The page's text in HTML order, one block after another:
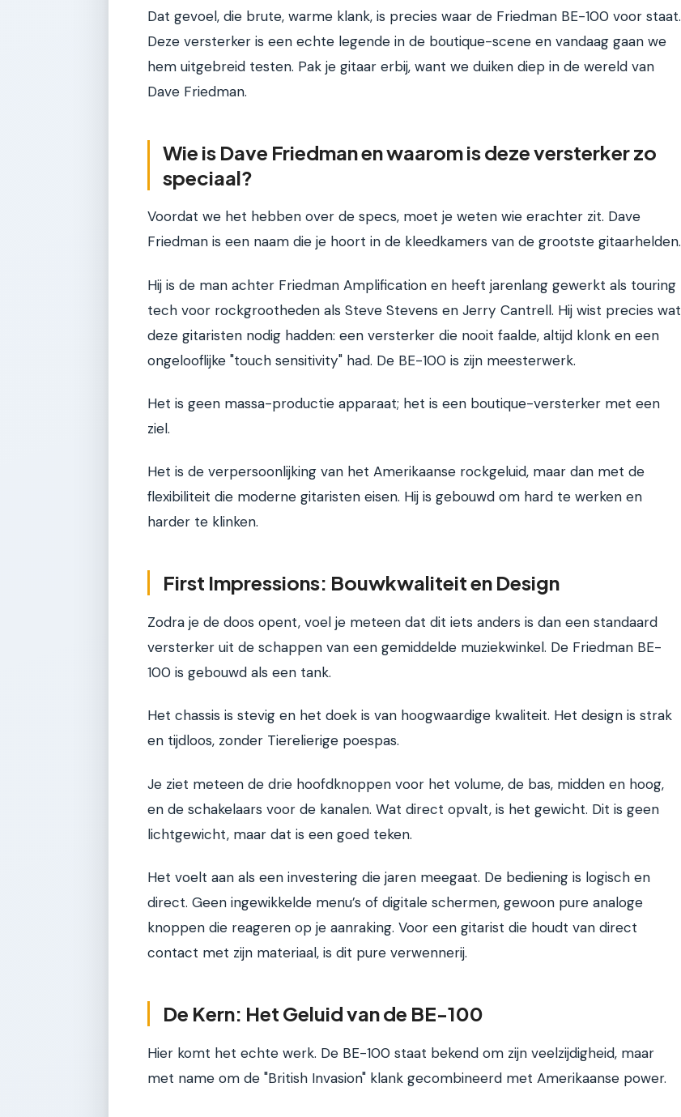
Dat gevoel, die brute, warme klank, is precies waar de Friedman BE-100 voor staat.
Deze versterker is een echte legende in de boutique-scene en vandaag gaan we
hem uitgebreid testen. Pak je gitaar erbij, want we duiken diep in de wereld van
Dave Friedman.
Wie is Dave Friedman en waarom is deze versterker zo
speciaal?
Voordat we het hebben over de specs, moet je weten wie erachter zit. Dave
Friedman is een naam die je hoort in de kleedkamers van de grootste gitaarhelden.
Hij is de man achter Friedman Amplification en heeft jarenlang gewerkt als touring
tech voor rockgrootheden als Steve Stevens en Jerry Cantrell. Hij wist precies wat
deze gitaristen nodig hadden: een versterker die nooit faalde, altijd klonk en een
ongelooflijke "touch sensitivity" had. De BE-100 is zijn meesterwerk.
Het is geen massa-productie apparaat; het is een boutique-versterker met een
ziel.
Het is de verpersoonlijking van het Amerikaanse rockgeluid, maar dan met de
flexibiliteit die moderne gitaristen eisen. Hij is gebouwd om hard te werken en
harder te klinken.
First Impressions: Bouwkwaliteit en Design
Zodra je de doos opent, voel je meteen dat dit iets anders is dan een standaard
versterker uit de schappen van een gemiddelde muziekwinkel. De Friedman BE-
100 is gebouwd als een tank.
Het chassis is stevig en het doek is van hoogwaardige kwaliteit. Het design is strak
en tijdloos, zonder Tierelierige poespas.
Je ziet meteen de drie hoofdknoppen voor het volume, de bas, midden en hoog,
en de schakelaars voor de kanalen. Wat direct opvalt, is het gewicht. Dit is geen
lichtgewicht, maar dat is een goed teken.
Het voelt aan als een investering die jaren meegaat. De bediening is logisch en
direct. Geen ingewikkelde menu’s of digitale schermen, gewoon pure analoge
knoppen die reageren op je aanraking. Voor een gitarist die houdt van direct
contact met zijn materiaal, is dit pure verwennerij.
De Kern: Het Geluid van de BE-100
Hier komt het echte werk. De BE-100 staat bekend om zijn veelzijdigheid, maar
met name om de "British Invasion" klank gecombineerd met Amerikaanse power.